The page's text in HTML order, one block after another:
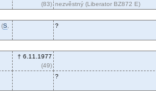
(83) nezvěstný (Liberator BZ872 E)
(S ?
† 6.11.1977
(49)
?